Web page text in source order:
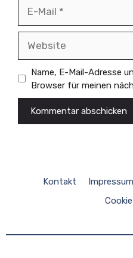
Mail
Name, E-Mail-Adresse
Browser für meinen
Kontakt Impressum